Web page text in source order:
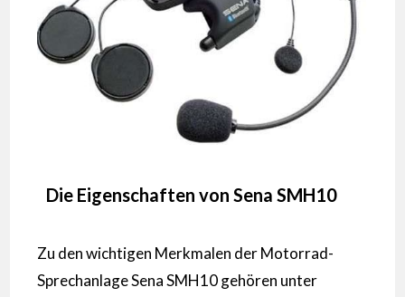
Die Eigenschaften von Sena SMH10
Zu den wichtigen Merkmalen der Motorrad-
Sprechanlage Sena SMH10 gehören unter